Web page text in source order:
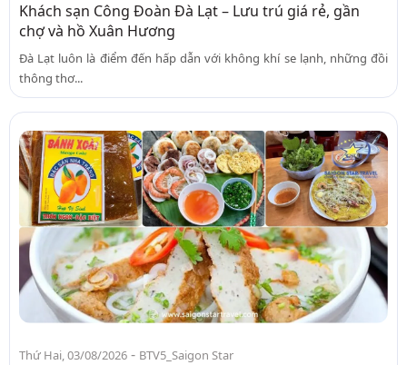
Khách sạn Công Đoàn Đà Lạt – Lưu trú giá rẻ, gần
chợ và hồ Xuân Hương
Đà Lạt luôn là điểm đến hấp dẫn với không khí se lạnh, những đồi
thông thơ...
Thứ Hai, 03/08/2026 - BTV5_Saigon Star